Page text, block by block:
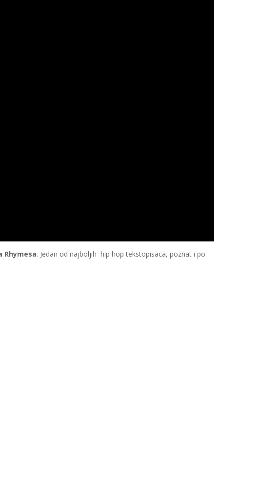
Rhymesa. Jedan od najboljih hip hop tekstopisaca, poznat i po